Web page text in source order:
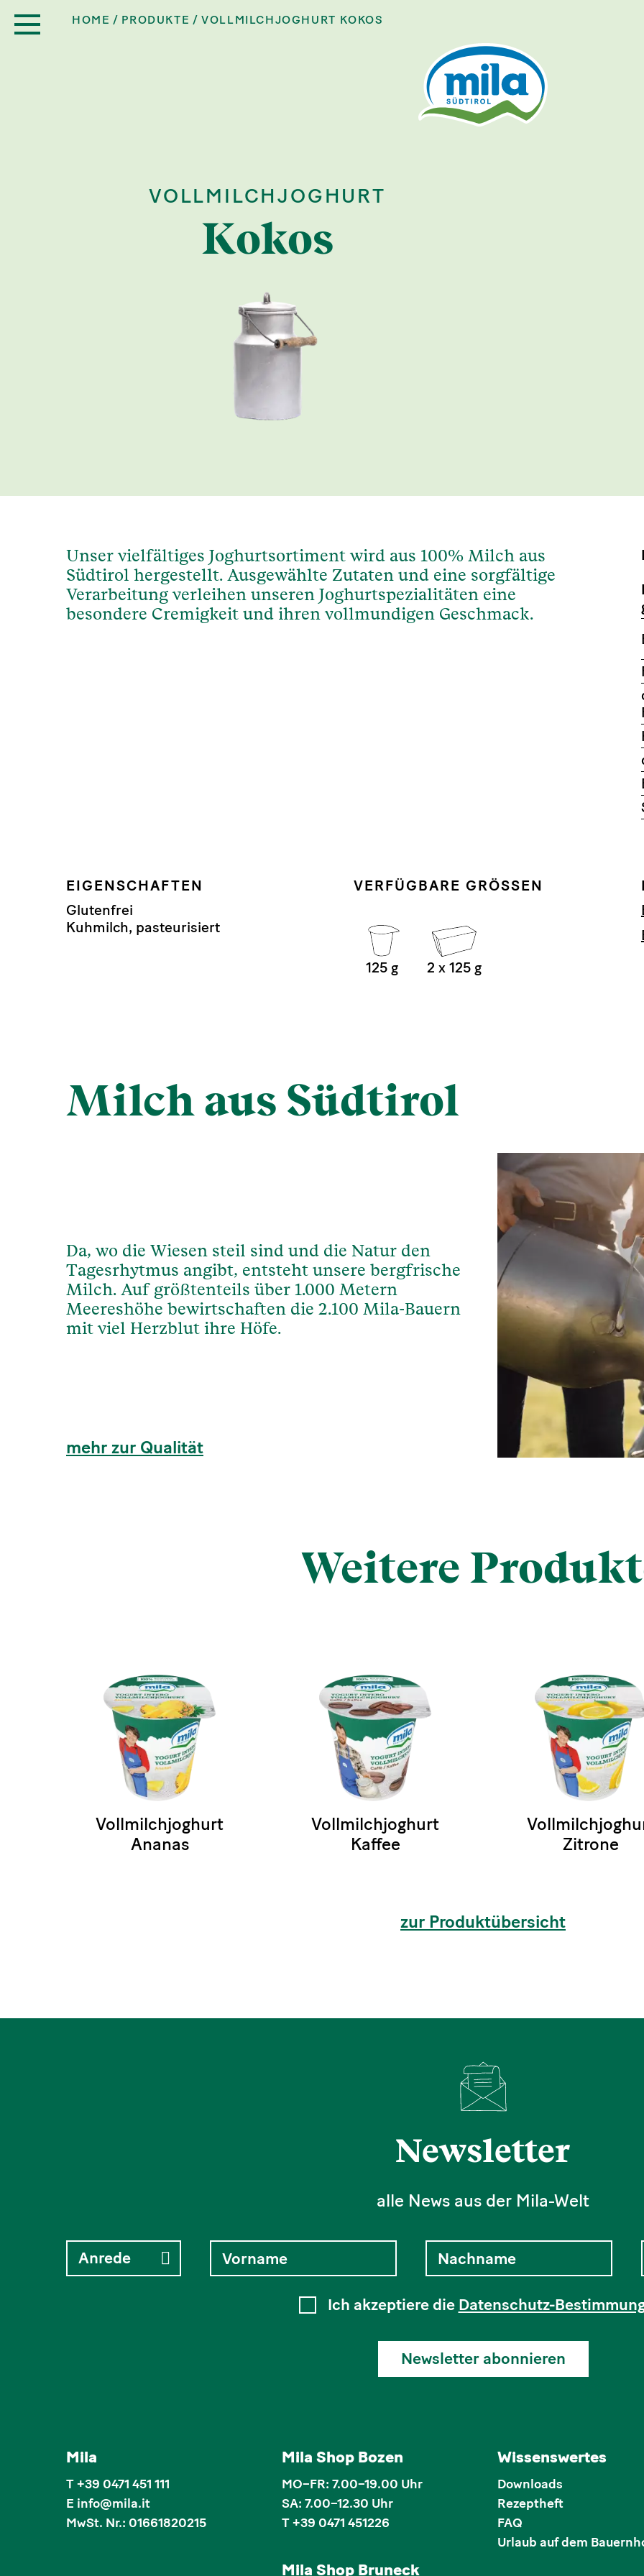
HOME PRODUKTE VOLLMILCHJOGHURT KOKOS
Kokos
VOLLMILCHJOGHURT
Unser vielfältiges Joghurtsortiment wird aus 100% Milch aus
Südtirol hergestellt. Ausgewählte Zutaten und eine sorgfältige
Verarbeitung verleihen unseren Joghurtspezialitäten eine
besondere Cremigkeit und ihren vollmundigen Geschmack.
EIGENSCHAFTEN
Glutenfrei
Kuhmilch, pasteurisiert
VERFÜGBARE GRÖSSEN
125 g 2 x 125 g
Milch aus Südtirol
Da, wo die Wiesen steil sind und die Natur den
Tagesrhytmus angibt, entsteht unsere bergfrische
Milch. Auf größtenteils über 1.000 Metern
Meereshöhe bewirtschaften die 2.100 Mila-Bauern
mit viel Herzblut ihre Höfe.
mehr zur Qualität
Weitere
Vollmilchjoghurt
Ananas
Vollmilchjoghurt
Kaffee
Zitrone
zur Produktübersicht
Newsletter
alle News aus der Mila-Welt
Ich akzeptiere die Datenschutz-
Newsletter abonnieren
Mila
T+39 0471 451 111
E info@mila.it
MwSt. Nr.: 01661820215
Mila Shop Bozen
MO–FR: 7.00–19.00 Uhr
SA: 7.00–12.30 Uhr
T +39 0471 451226
Mila Shop Bruneck
Wissenswertes
Downloads
Rezeptheft
FAQ
Urlaub auf dem